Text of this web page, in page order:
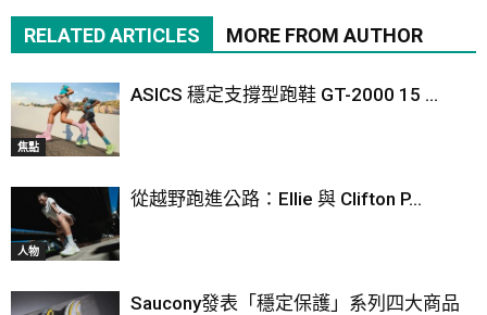
RELATED ARTICLES MORE FROM AUTHOR
焦點
ASICS 穩定支撐型跑鞋 GT-2000 15 ...
人物
從越野跑進公路：Ellie 與 Clifton P...
Saucony發表「穩定保護」系列四大商品